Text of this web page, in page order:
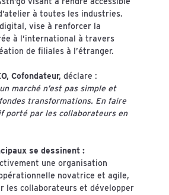
à toutes les industries.
vise à renforcer la
à l’international à travers
de filiales à l’étranger.
Cofondateur, déclare :
marché n’est pas simple et
transformations. En faire
porté par les collaborateurs en
se dessinent :
une organisation
novatrice et agile,
les collaborateurs et développer